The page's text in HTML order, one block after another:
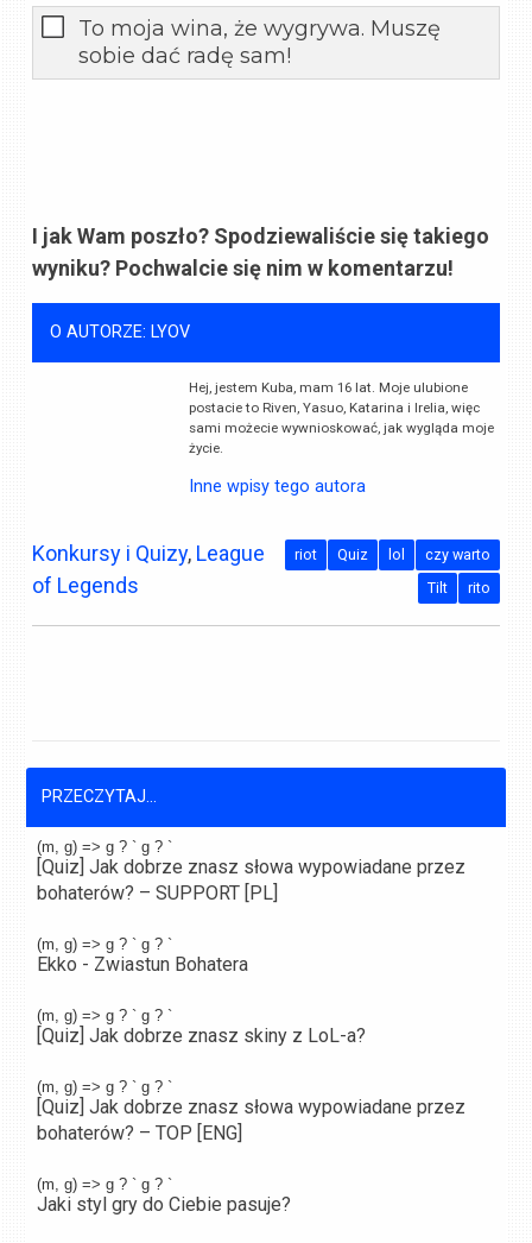
To moja wina, że wygrywa. Muszę
sobie dać radę sam!
I jak Wam poszło? Spodziewaliście się takiego
wyniku? Pochwalcie się nim w komentarzu!
O AUTORZE: LYOV
Hej, jestem Kuba, mam 16 lat. Moje ulubione
postacie to Riven, Yasuo, Katarina i Irelia, więc
sami możecie wywnioskować, jak wygląda moje
życie.
Inne wpisy tego autora
Konkursy i Quizy, League
of Legends
czy warto
lol
Quiz
riot
rito
Tilt
PRZECZYTAJ...
(m, g) => g ? ` g ? `
[Quiz] Jak dobrze znasz słowa wypowiadane przez
bohaterów? – SUPPORT [PL]
(m, g) => g ? ` g ? `
Ekko - Zwiastun Bohatera
(m, g) => g ? ` g ? `
[Quiz] Jak dobrze znasz skiny z LoL-a?
(m, g) => g ? ` g ? `
[Quiz] Jak dobrze znasz słowa wypowiadane przez
bohaterów? – TOP [ENG]
(m, g) => g ? ` g ? `
Jaki styl gry do Ciebie pasuje?